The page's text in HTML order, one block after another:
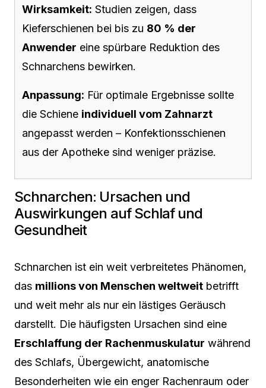
Wirksamkeit: Studien zeigen, dass
Kieferschienen bei bis zu 80 % der
Anwender eine spürbare Reduktion des
Schnarchens bewirken.
Anpassung: Für optimale Ergebnisse sollte
die Schiene individuell vom Zahnarzt
angepasst werden – Konfektionsschienen
aus der Apotheke sind weniger präzise.
Schnarchen: Ursachen und
Auswirkungen auf Schlaf und
Gesundheit
Schnarchen ist ein weit verbreitetes Phänomen,
das millions von Menschen weltweit betrifft
und weit mehr als nur ein lästiges Geräusch
darstellt. Die häufigsten Ursachen sind eine
Erschlaffung der Rachenmuskulatur während
des Schlafs, Übergewicht, anatomische
Besonderheiten wie ein enger Rachenraum oder